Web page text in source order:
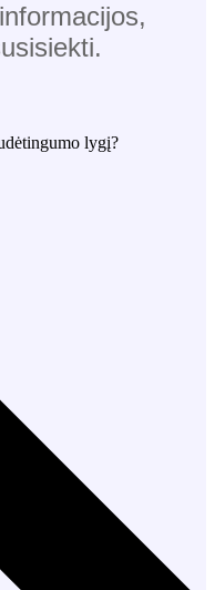
lygį?